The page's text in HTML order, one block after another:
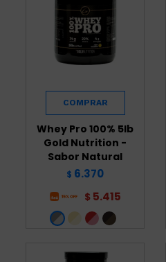
Whey Pro 100% 5lb
Gold Nutrition -
Sabor Natural
$ 6.370
$ 5.415